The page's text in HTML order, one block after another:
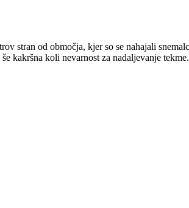
stran od območja, kjer so se nahajali
kakršna koli nevarnost za nadaljevanje